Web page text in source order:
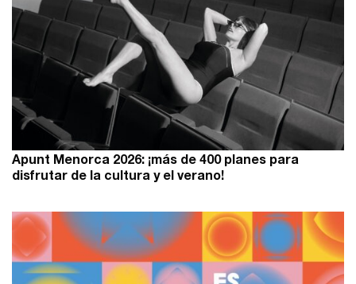
Apunt Menorca 2026: ¡más de 400 planes para
disfrutar de la cultura y el verano!